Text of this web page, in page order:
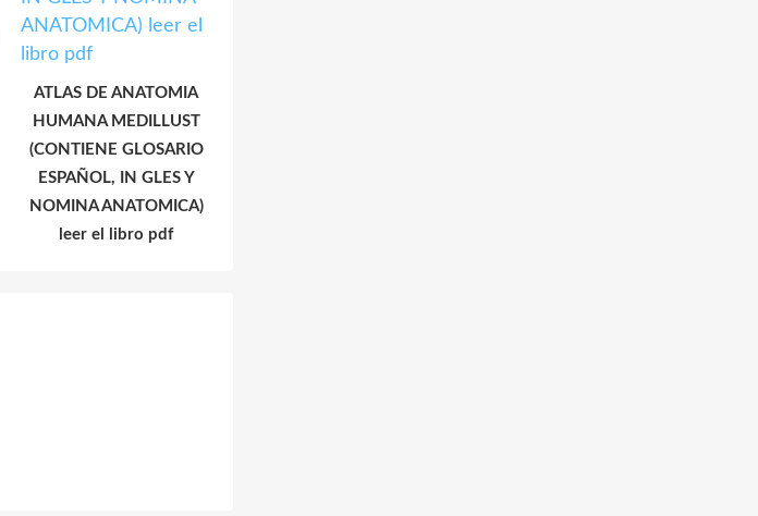
ATLAS DE ANATOMIA
HUMANA MEDILLUST
(CONTIENE GLOSARIO
ESPAÑOL, IN GLES Y
NOMINA ANATOMICA)
leer el libro pdf